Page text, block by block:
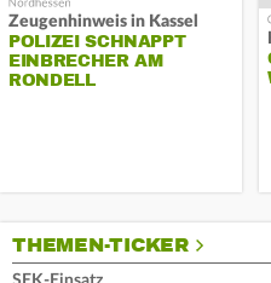
Zeugenhinweis in Kassel
POLIZEI SCHNAPPT
EINBRECHER AM
RONDELL
THEMEN-TICKER